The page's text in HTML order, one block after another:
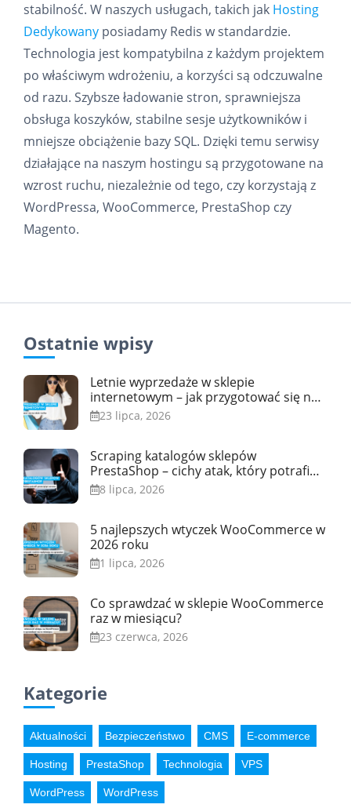
stabilność. W naszych usługach, takich jak Hosting
Dedykowany posiadamy Redis w standardzie.
Technologia jest kompatybilna z każdym projektem
po właściwym wdrożeniu, a korzyści są odczuwalne
od razu. Szybsze ładowanie stron, sprawniejsza
obsługa koszyków, stabilne sesje użytkowników i
mniejsze obciążenie bazy SQL. Dzięki temu serwisy
działające na naszym hostingu są przygotowane na
wzrost ruchu, niezależnie od tego, czy korzystają z
WordPressa, WooCommerce, PrestaShop czy
Magento.
Ostatnie wpisy
Letnie wyprzedaże w sklepie
internetowym – jak przygotować się na
skok ruchu
23 lipca, 2026
Scraping katalogów sklepów
PrestaShop – cichy atak, który potrafi
przeciążyć serwer
8 lipca, 2026
5 najlepszych wtyczek WooCommerce w
2026 roku
1 lipca, 2026
Co sprawdzać w sklepie WooCommerce
raz w miesiącu?
23 czerwca, 2026
Kategorie
Aktualności Bezpieczeństwo CMS E-commerce
Hosting PrestaShop Technologia VPS
WordPress WordPress